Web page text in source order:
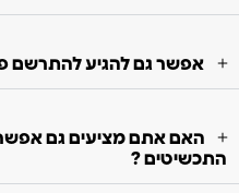
אפשר גם להגיע להתרשם
האם אתם מציעים גם
התכשיטים ?